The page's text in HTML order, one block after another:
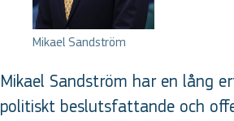
Mikael Sandström
Mikael Sandström har en lång
politiskt beslutsfattande och